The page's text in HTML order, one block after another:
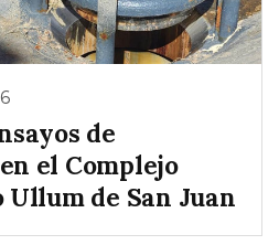
de
el Complejo
de San Juan